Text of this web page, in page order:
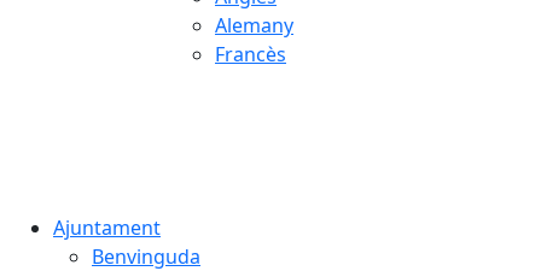
Alemany
Francès
Ajuntament
Benvinguda